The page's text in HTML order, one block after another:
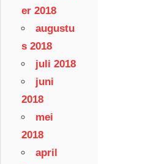
er 2018
augustu
s 2018
juli 2018
juni
2018
mei
2018
april